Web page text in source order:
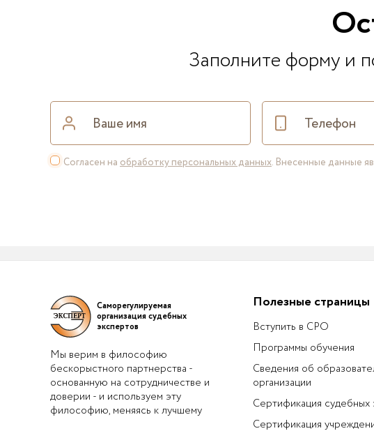
Заполните форму и
Согласен на обработку персональных данных. Внесенные данные
Саморегулируемая
организация судебных
экспертов
Мы верим в философию
бескорыстного партнерства -
основанную на сотрудничестве и
доверии - и используем эту
философию, меняясь к лучшему
Полезные страницы
Вступить в СРО
Программы обучения
Сведения об
организации
Сертификация судебных
Сертификация